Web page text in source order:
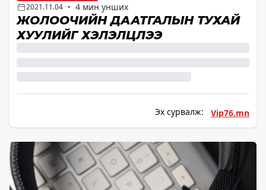
2021.11.04 • 4 мин унших
ЖОЛООЧИЙН ДААТГАЛЫН ТУХАЙ
ХУУЛИЙГ ХЭЛЭЛЦЛЭЭ
Эх сурвалж: Vip76.mn